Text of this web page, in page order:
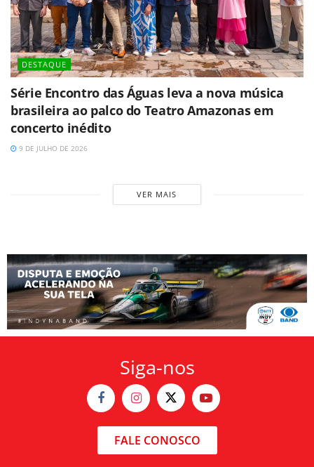
DESTAQUE
Série Encontro das Águas leva a nova música
brasileira ao palco do Teatro Amazonas em
concerto inédito
9 DE JULHO DE 2026
VER MAIS
Siga-nos
FALE CONOSCO